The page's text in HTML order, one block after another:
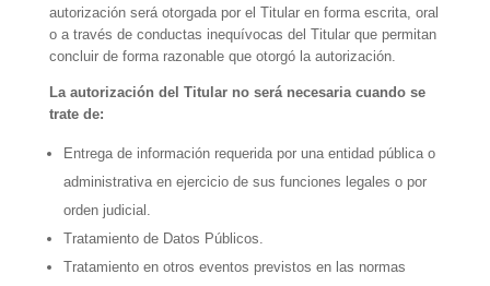
autorización será otorgada por el Titular en forma escrita, oral
o a través de conductas inequívocas del Titular que permitan
concluir de forma razonable que otorgó la autorización.
La autorización del Titular no será necesaria cuando se
trate de:
Entrega de información requerida por una entidad pública o
administrativa en ejercicio de sus funciones legales o por
orden judicial.
Tratamiento de Datos Públicos.
Tratamiento en otros eventos previstos en las normas